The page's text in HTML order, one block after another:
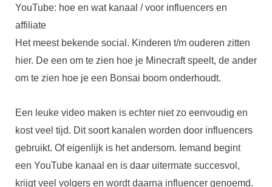
YouTube: hoe en wat kanaal / voor influencers en
affiliate
Het meest bekende social. Kinderen t/m ouderen zitten
hier. De een om te zien hoe je Minecraft speelt, de ander
om te zien hoe je een Bonsai boom onderhoudt.
Een leuke video maken is echter niet zo eenvoudig en
kost veel tijd. Dit soort kanalen worden door influencers
gebruikt. Of eigenlijk is het andersom. Iemand begint
een YouTube kanaal en is daar uitermate succesvol,
krijgt veel volgers en wordt daarna influencer genoemd.